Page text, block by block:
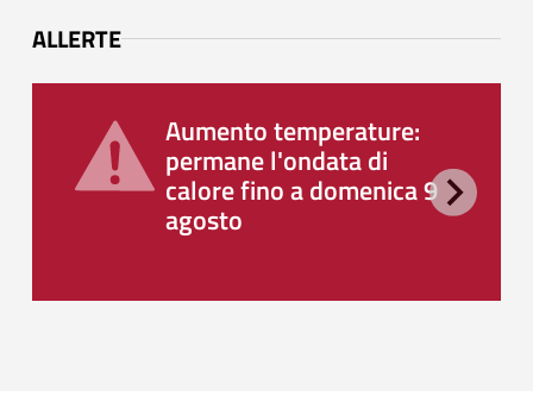
ALLERTE
Aumento temperature:
permane l'ondata di
calore fino a domenica 9
agosto